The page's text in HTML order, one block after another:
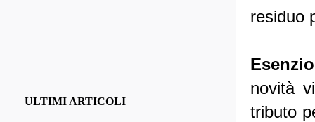
residuo
novità
tributo
ULTIMI ARTICOLI